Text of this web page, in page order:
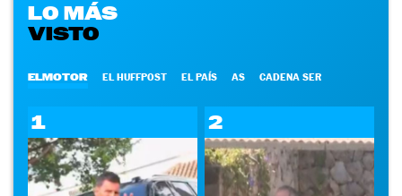
LO MÁS
VISTO
ELMOTOR EL HUFFPOST EL PAÍS AS CADENA SER
1 2